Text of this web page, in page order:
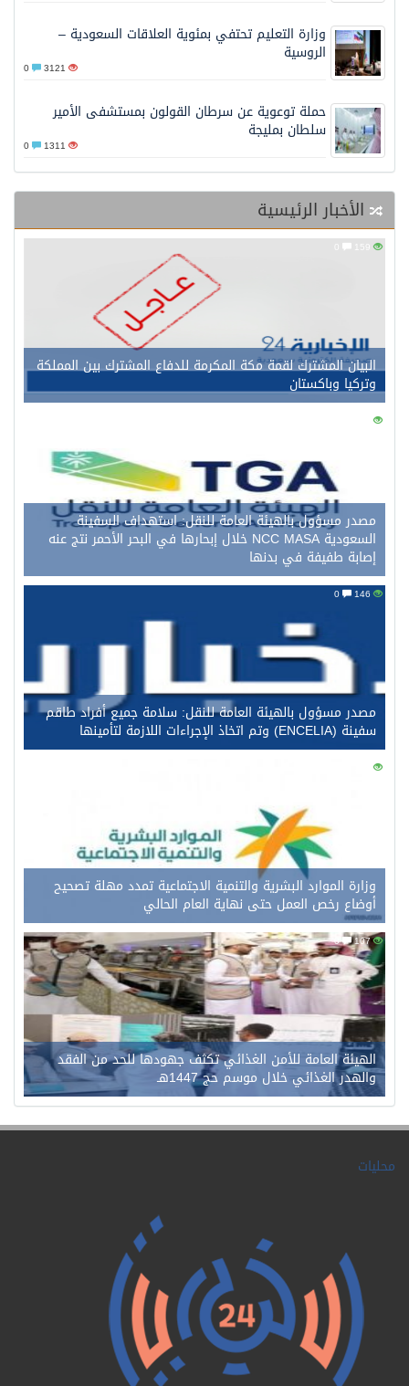
وزارة التعليم تحتفي بمئوية العلاقات السعودية –
الروسية
3121
حملة توعوية عن سرطان القولون بمستشفى الأمير
سلطان بمليجة
1311
الأخبار الرئيسية
البيان المشترك لقمة مكة المكرمة للدفاع المشترك بين المملكة
وتركيا وباكستان
156
مصدر مسؤول بالهيئة العامة للنقل: استهداف السفينة
السعودية NCC MASA خلال إبحارها في البحر الأحمر نتج عنه
إصابة طفيفة في بدنها
مصدر مسؤول بالهيئة العامة للنقل: سلامة جميع أفراد طاقم
سفينة (ENCELIA) وتم اتخاذ الإجراءات اللازمة لتأمينها
126
وزارة الموارد البشرية والتنمية الاجتماعية تمدد مهلة تصحيح
أوضاع رخص العمل حتى نهاية العام الحالي
107
0
الهيئة العامة للأمن الغذائي تكثف جهودها للحد من الفقد
والهدر الغذائي خلال موسم حج 1447هـ
محليات